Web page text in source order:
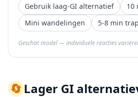
Gebruik laag-GI alternatief
10
Mini wandelingen
5-8 min
Geschat model — individuele reacties
🔄Lager GI